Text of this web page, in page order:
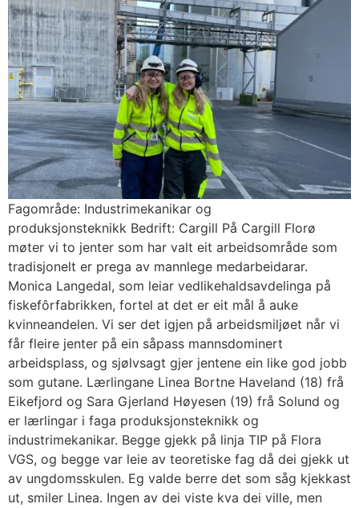
Fagområde: Industrimekanikar og
produksjonsteknikk Bedrift: Cargill På Cargill Florø
møter vi to jenter som har valt eit arbeidsområde som
tradisjonelt er prega av mannlege medarbeidarar.
Monica Langedal, som leiar vedlikehaldsavdelinga på
fiskefôrfabrikken, fortel at det er eit mål å auke
kvinneandelen. Vi ser det igjen på arbeidsmiljøet når vi
får fleire jenter på ein såpass mannsdominert
arbeidsplass, og sjølvsagt gjer jentene ein like god jobb
som gutane. Lærlingane Linea Bortne Haveland (18) frå
Eikefjord og Sara Gjerland Høyesen (19) frå Solund og
er lærlingar i faga produksjonsteknikk og
industrimekanikar. Begge gjekk på linja TIP på Flora
VGS, og begge var leie av teoretiske fag då dei gjekk ut
av ungdomsskulen. Eg valde berre det som såg kjekkast
ut, smiler Linea. Ingen av dei viste kva dei ville, men